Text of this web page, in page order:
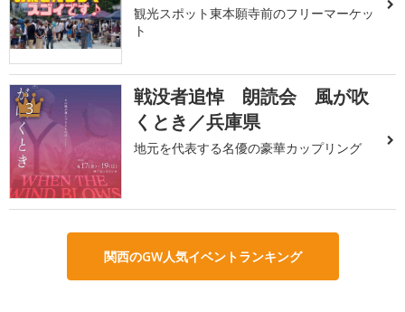
観光スポット東本願寺前のフリーマーケッ
ト
3
戦没者追悼 朗読会 風が吹
くとき／兵庫県
地元を代表する名優の豪華カップリング
関西のGW人気イベントランキング